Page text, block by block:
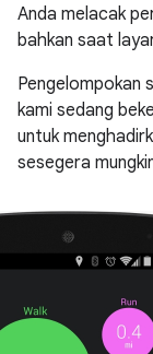
Anda melacak
bahkan saat
Pengelompokan
kami sedang
untuk
sesegera